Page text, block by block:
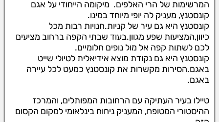
המרשימות של הרי האלפים. מיקומה הייחודי על אגם
קונסטנץ, מעניק לה יופי מיוחד במינו.
קונסטנץ היא גם עיר של קניות.חנויות רבות מכל
כיוון,המציעות שפע מגוון.בעוד שבתי הקפה ברחוב מציעים
לכם לשתות קפה אל מול נופים חלומיים.
קונסטנץ היא גם נקודת מוצא אידיאלית לטיולי שייט
באגם.הסירות מקשרות את קונסטנץ כמעט לכל עיירה
באגם.
טיילו בעיר העתיקה עם הרחובות המפותלים, והמרכז
ההיסטורי המטופח, המעניק ניחוח בינלאומי למקום הקסום